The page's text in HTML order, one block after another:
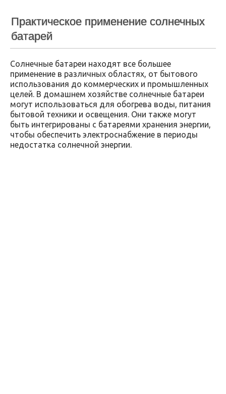
Практическое применение солнечных
батарей
Солнечные батареи находят все большее
применение в различных областях, от бытового
использования до коммерческих и промышленных
целей. В домашнем хозяйстве солнечные батареи
могут использоваться для обогрева воды, питания
бытовой техники и освещения. Они также могут
быть интегрированы с батареями хранения энергии,
чтобы обеспечить электроснабжение в периоды
недостатка солнечной энергии.